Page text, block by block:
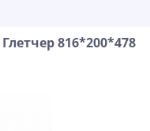
816*200*478